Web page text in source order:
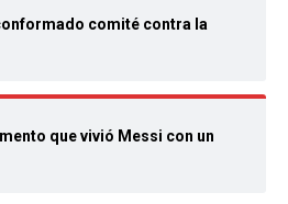
comité contra la
que vivió Messi con un